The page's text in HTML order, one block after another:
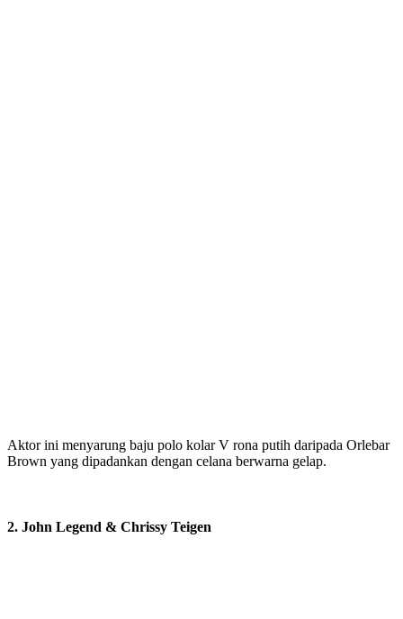
Aktor ini menyarung baju polo kolar V rona putih daripada Orlebar
Brown yang dipadankan dengan celana berwarna gelap.
2. John Legend & Chrissy Teigen